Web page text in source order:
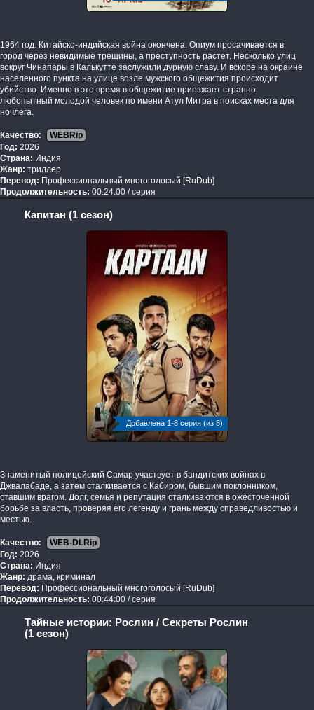
1964 год. Китайско-индийская война окончена. Опиум просачивается в
город через невидимые трещины, а преступность растет. Несколько улиц
вокруг Чинапары в Калькутте заслужили дурную славу. И вскоре на окраине
населенного пункта на улице возле мужского общежития происходит
убийство. Именно в это время в общежитие приезжает странно
любопытный молодой человек по имени Атул Митра в поисках места для
ночлега.
Качество:
WEBRip
Год: 2026
Страна: Индия
Жанр: триллер
Перевод: Профессиональный многоголосый [RuDub]
Продолжительность: 00:24:00 / серия
Капитан (1 сезон)
Добавлена 1-8 серия (из 8)
Знаменитый полицейский Самар участвует в бандитских войнах в
Джвалабаде, а затем сталкивается с Кабиром, бывшим поклонником,
ставшим врагом. Долг, семья и репутация сталкиваются в ожесточенной
борьбе за власть, проверяя его легенду и грань между справедливостью и
местью.
Качество:
WEB-DLRip
Год: 2026
Страна: Индия
Жанр: драма, криминал
Перевод: Профессиональный многоголосый [RuDub]
Продолжительность: 00:44:00 / серия
Тайные истории: Рослин / Секреты Рослин
(1 сезон)